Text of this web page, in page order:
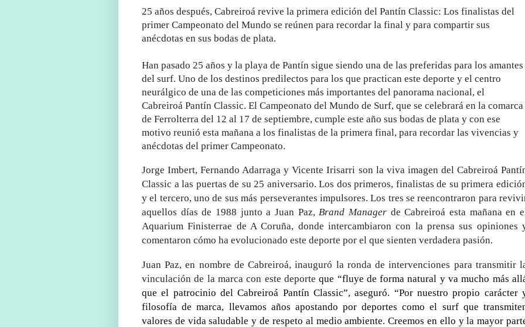
25 años después, Cabreiroá revive la primera edición del Pantín Classic: Los finalistas del
primer Campeonato del Mundo se reúnen para recordar la final y para compartir sus
anécdotas en sus bodas de plata.
Han pasado 25 años y la playa de Pantín sigue siendo una de las preferidas para los amantes
del surf. Uno de los destinos predilectos para los que practican este deporte y el centro
neurálgico de una de las competiciones más importantes del panorama nacional, el
Cabreiroá Pantín Classic. El Campeonato del Mundo de Surf, que se celebrará en la comarca
de Ferrolterra del 12 al 17 de septiembre, cumple este año sus bodas de plata y con ese
motivo reunió esta mañana a los finalistas de la primera final, para recordar las vivencias y
anécdotas del primer Campeonato.
Jorge Imbert, Fernando Adarraga y Vicente Irisarri son la viva imagen del Cabreiroá
Classic a las puertas de su 25 aniversario. Los dos primeros, finalistas de su primera
y el tercero, uno de sus más perseverantes impulsores. Los tres se reencontraron para
aquellos días de 1988 junto a Juan Paz, Brand Manager de Cabreiroá esta mañana en
Aquarium Finisterrae de A Coruña, donde intercambiaron con la prensa sus opiniones
comentaron cómo ha evolucionado este deporte por el que sienten verdadera pasión.
Juan Paz, en nombre de Cabreiroá, inauguró la ronda de intervenciones para transmitir
vinculación de la marca con este deporteque “fluye de forma natural y va mucho más
que el patrocinio del Cabreiroá Pantín Classic”, aseguró. “Por nuestro propio carácter
filosofía de marca, llevamos años apostando por deportes como el surf que
valores de vida saludable y de respeto al medio ambiente. Creemos en ello y la mayor